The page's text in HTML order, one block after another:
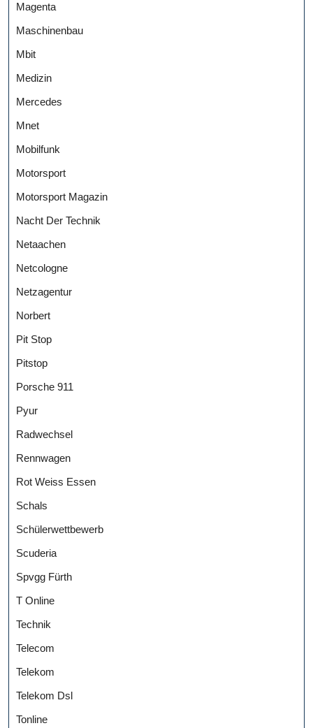
Magenta
Maschinenbau
Mbit
Medizin
Mercedes
Mnet
Mobilfunk
Motorsport
Motorsport Magazin
Nacht Der Technik
Netaachen
Netcologne
Netzagentur
Norbert
Pit Stop
Pitstop
Porsche 911
Pyur
Radwechsel
Rennwagen
Rot Weiss Essen
Schals
Schülerwettbewerb
Scuderia
Spvgg Fürth
T Online
Technik
Telecom
Telekom
Telekom Dsl
Tonline